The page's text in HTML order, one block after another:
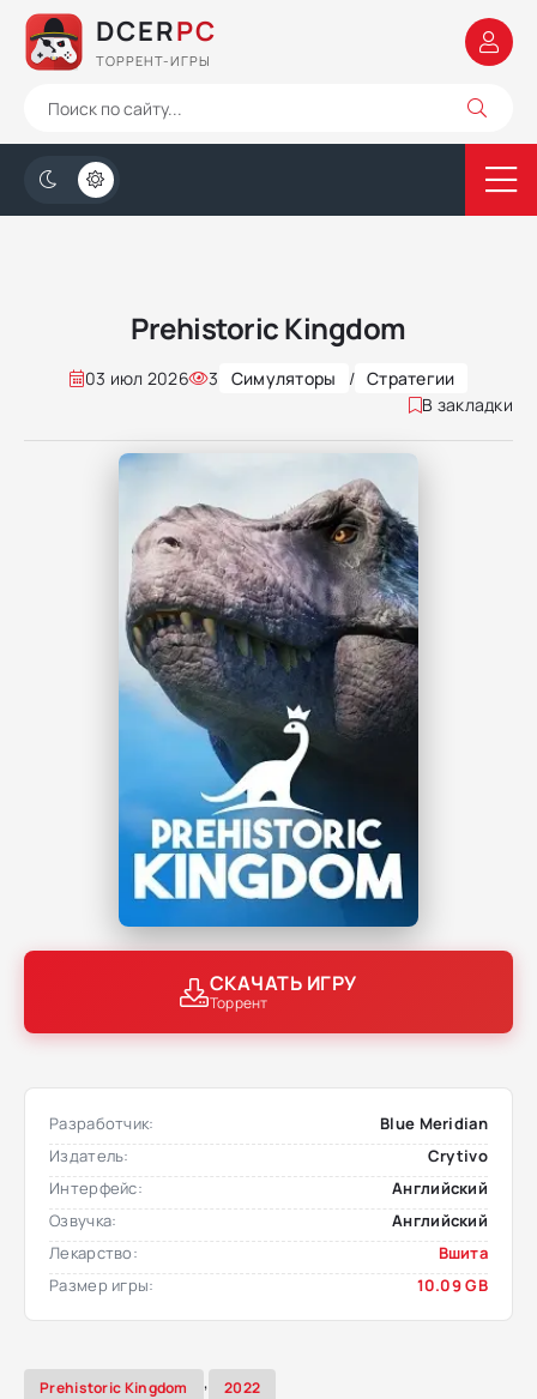
DCERPC
ТОРРЕНТ-ИГРЫ
Prehistoric Kingdom
03 июл 2026 3 Симуляторы / Стратегии
В закладки
СКАЧАТЬ ИГРУ
Торрент
Разработчик:
Blue Meridian
Издатель:
Crytivo
Интерфейс:
Английский
Озвучка:
Английский
Лекарство:
Вшита
Размер игры:
10.09 GB
Prehistoric Kingdom , 2022